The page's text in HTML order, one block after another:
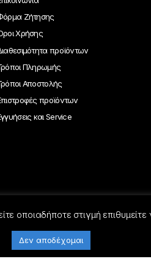
Ζήτησης
Χρήσης
προϊόντων
Πληρωμής
Αποστολής
προϊόντων
και Service
οποιαδήποτε στιγμή
Δεν αποδέχομαι